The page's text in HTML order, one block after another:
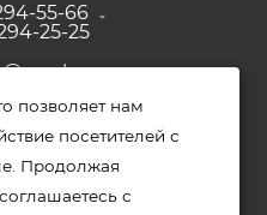
55-66
25-25
с. Зубово, ул.
д. 44/2, к. 2
позволяет нам
посетителей с
Продолжая
с